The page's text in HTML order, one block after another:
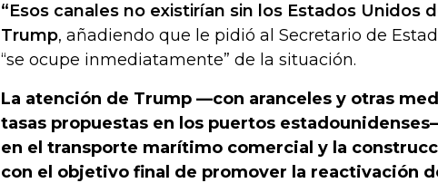
“Esos canales no existirían sin los Estados Unidos
Trump, añadiendo que le pidió al Secretario de
“se ocupe inmediatamente” de la situación.
La atención de Trump —con aranceles y otras
tasas propuestas en los puertos
en el transporte marítimo comercial y la
con el objetivo final de promover la reactivación